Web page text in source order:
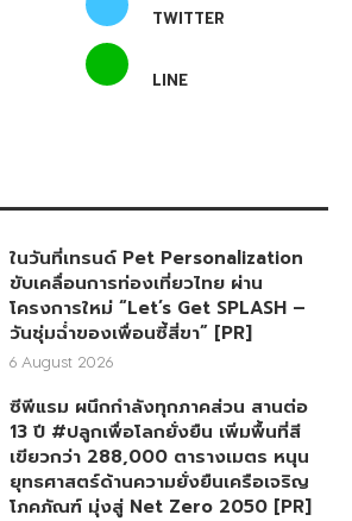
TWITTER
LINE
ในวันที่เทรนด์ Pet Personalization
ขับเคลื่อนการท่องเที่ยวไทย ผ่าน
โครงการใหม่ “Let’s Get SPLASH –
วันชุ่มฉ่ำของเพื่อนซี้สี่ขา” [PR]
6 August 2026
ซีพีแรม ผนึกกำลังทุกภาคส่วน สานต่อ
13 ปี #ปลูกเพื่อโลกยั่งยืน เพิ่มพื้นที่สี
เขียวกว่า 288,000 ตารางเมตร หนุน
ยุทธศาสตร์ด้านความยั่งยืนเครือเจริญ
โภคภัณฑ์ มุ่งสู่ Net Zero 2050 [PR]